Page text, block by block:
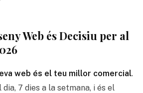
Web és Decisiu per al
web és el teu millor comercial.
7 dies a la setmana, i és el